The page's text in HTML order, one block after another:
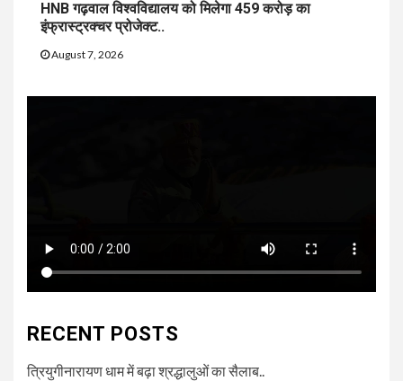
HNB गढ़वाल विश्वविद्यालय को मिलेगा 459 करोड़ का
इंफ्रास्ट्रक्चर प्रोजेक्ट..
August 7, 2026
RECENT POSTS
त्रियुगीनारायण धाम में बढ़ा श्रद्धालुओं का सैलाब..